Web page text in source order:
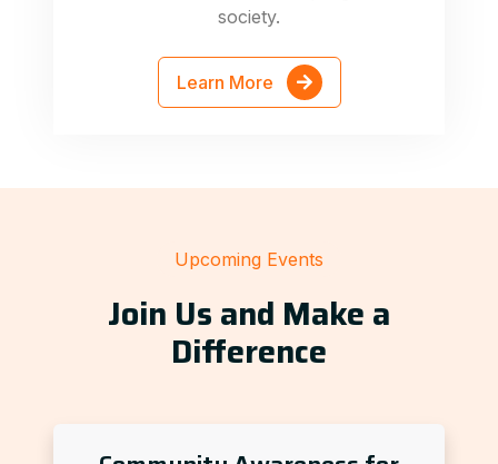
society.
Learn More
Upcoming Events
Join Us and Make a
Difference